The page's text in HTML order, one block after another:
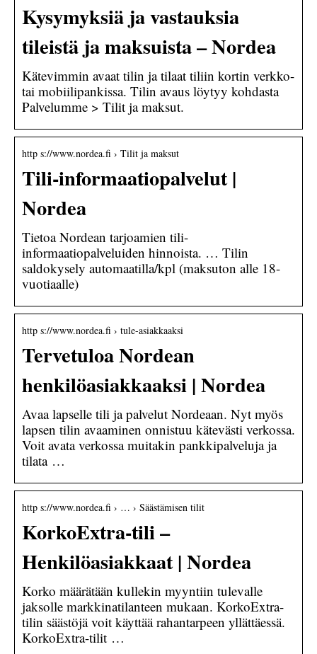
Kysymyksiä ja vastauksia
tileistä ja maksuista – Nordea
Kätevimmin avaat tilin ja tilaat tiliin kortin verkko-
tai mobiilipankissa. Tilin avaus löytyy kohdasta
Palvelumme > Tilit ja maksut.
http s://www.nordea.fi › Tilit ja maksut
Tili-informaatiopalvelut |
Nordea
Tietoa Nordean tarjoamien tili-
informaatiopalveluiden hinnoista. … Tilin
saldokysely automaatilla/kpl (maksuton alle 18-
vuotiaalle)
http s://www.nordea.fi › tule-asiakkaaksi
Tervetuloa Nordean
henkilöasiakkaaksi | Nordea
Avaa lapselle tili ja palvelut Nordeaan. Nyt myös
lapsen tilin avaaminen onnistuu kätevästi verkossa.
Voit avata verkossa muitakin pankkipalveluja ja
tilata …
http s://www.nordea.fi › … › Säästämisen tilit
KorkoExtra-tili –
Henkilöasiakkaat | Nordea
Korko määrätään kullekin myyntiin tulevalle
jaksolle markkinatilanteen mukaan. KorkoExtra-
tilin säästöjä voit käyttää rahantarpeen yllättäessä.
KorkoExtra-tilit …